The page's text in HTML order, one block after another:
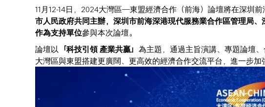
11月12-14日，2024大灣區—東盟經濟合作（前海）論壇將在深圳
市人民政府共同主辦，深圳市前海深港現代服務業合作區管理局、
作為支持單位參與本次論壇。
論壇以 「科技引領 產業共贏」 為主題，通過主旨演講、專題論壇
大灣區與東盟搭建更廣闊、更高效的經濟合作交流平台，進一步加